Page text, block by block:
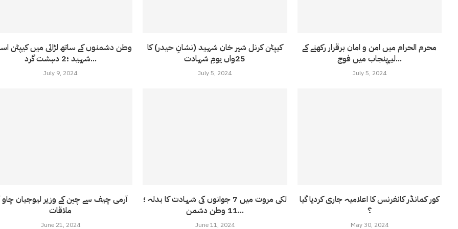
وطن دشمنوں کے ساتھ لڑائی میں کیپٹن
شہید ؛2 دہشت گرد...
July 9, 2024
کیپٹن کرنل شیر خان شہید (نشانِ حیدر) کا
25واں یومِ شہادت
July 5, 2024
محرم الحرام میں امن و امان برقرار رکھنے کے
لیےپنجاب میں فوج...
July 5, 2024
آرمی چیف سے چین کے وزیر لیوجیان چاو
ملاقات
June 21, 2024
لکی مروت میں 7 جوانوں کی شہادت کا بدلہ ؛
11 وطن دشمن...
June 11, 2024
کور کمانڈر کانفرنس کا اعلامیہ جاری کردیا گیا
؟
May 30, 2024